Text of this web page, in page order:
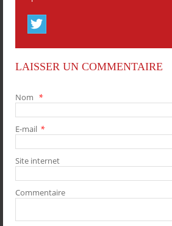
PARTAGERPARTAGERPARTAGERPARTAGER
LAISSER UN COMMENTAIRE
Nom *
E-mail *
Site internet
Commentaire